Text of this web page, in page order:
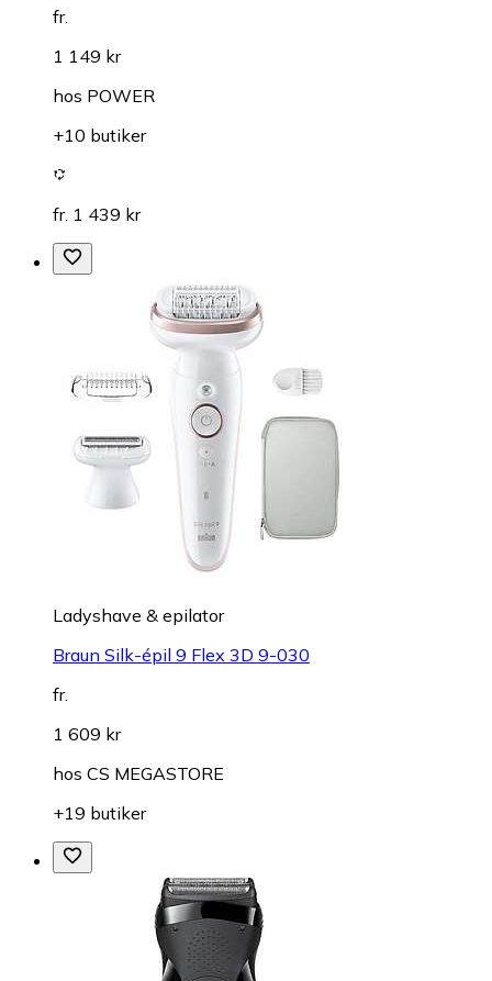
fr.
1 149 kr
hos POWER
+10 butiker
fr. 1 439 kr
Ladyshave & epilator
Braun Silk-épil 9 Flex 3D 9-030
fr.
1 609 kr
hos CS MEGASTORE
+19 butiker